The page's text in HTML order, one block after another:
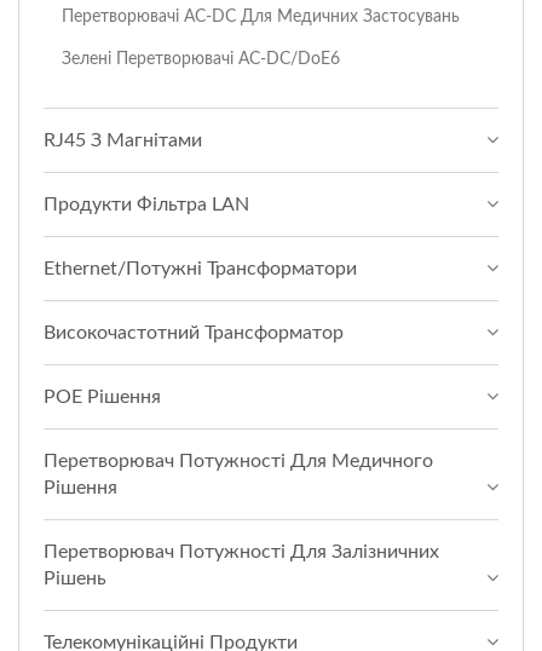
Перетворювачі AC-DC Для Медичних Застосувань
Зелені Перетворювачі AC-DC/DoE6
RJ45 З Магнітами
Продукти Фільтра LAN
Ethernet/Потужні Трансформатори
Високочастотний Трансформатор
POE Рішення
Перетворювач Потужності Для Медичного
Рішення
Перетворювач Потужності Для Залізничних
Рішень
Телекомунікаційні Продукти